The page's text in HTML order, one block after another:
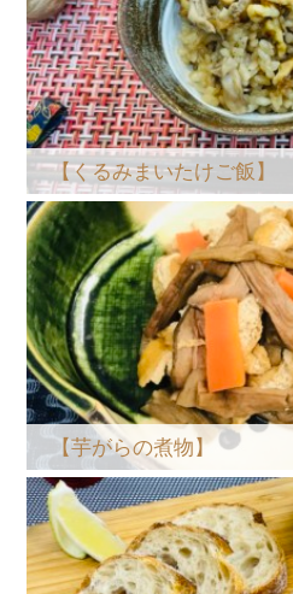
【くるみまいたけご飯】
【芋がらの煮物】